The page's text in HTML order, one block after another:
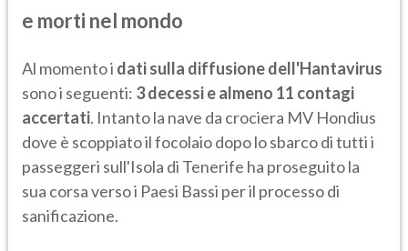
e morti nel mondo
Al momento i dati sulla diffusione dell'Hantavirus
sono i seguenti: 3 decessi e almeno 11 contagi
accertati. Intanto la nave da crociera MV Hondius
dove è scoppiato il focolaio dopo lo sbarco di tutti i
passeggeri sull'Isola di Tenerife ha proseguito la
sua corsa verso i Paesi Bassi per il processo di
sanificazione.